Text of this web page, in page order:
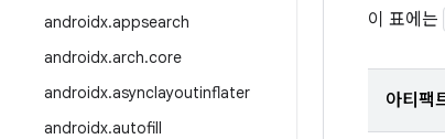
androidx.appsearch
androidx.arch.core
androidx.asynclayoutinflater
androidx.autofill
이 표에는
아티팩